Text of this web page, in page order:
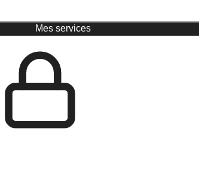
Mes services